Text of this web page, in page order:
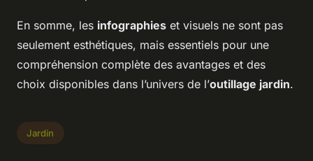
En somme, les infographies et visuels ne sont pas
seulement esthétiques, mais essentiels pour une
compréhension complète des avantages et des
choix disponibles dans l’univers de l’outillage jardin.
Jardin